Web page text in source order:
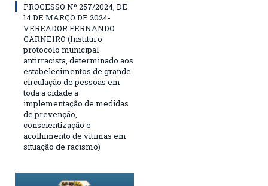
PROCESSO Nº 257/2024, DE
14 DE MARÇO DE 2024-
VEREADOR FERNANDO
CARNEIRO (Institui o
protocolo municipal
antirracista, determinado aos
estabelecimentos de grande
circulação de pessoas em
toda a cidade a
implementação de medidas
de prevenção,
conscientização e
acolhimento de vítimas em
situação de racismo)